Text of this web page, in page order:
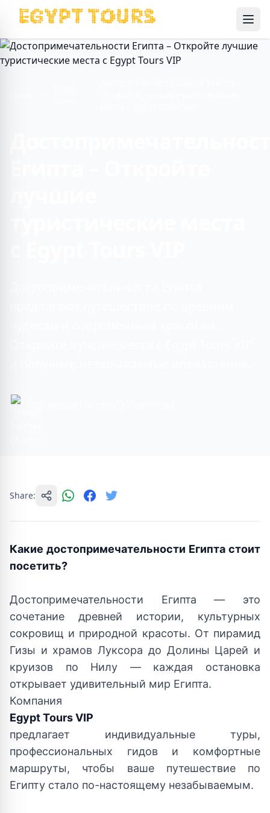
Share:
Какие достопримечательности Египта стоит
посетить?
Достопримечательности Египта — это
сочетание древней истории, культурных
сокровищ и природной красоты. От пирамид
Гизы и храмов Луксора до Долины Царей и
круизов по Нилу — каждая остановка
открывает удивительный мир Египта.
Компания
Egypt Tours VIP
предлагает индивидуальные туры,
профессиональных гидов и комфортные
маршруты, чтобы ваше путешествие по
Египту стало по-настоящему незабываемым.